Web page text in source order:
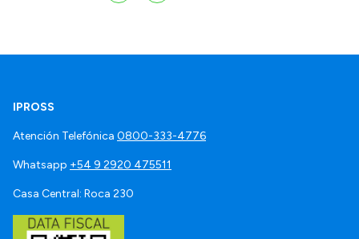
IPROSS
Atención Telefónica 0800-333-4776
Whatsapp +54 9 2920 475511
Casa Central: Roca 230